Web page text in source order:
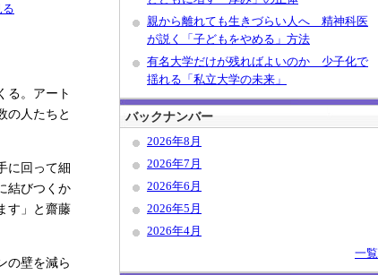
る
る。アート
の人たちと
に回って細
結びつくか
す」と齋藤
の壁を減ら
親から離れても生きづらい人へ 精神科医
が説く「子どもをやめる」方法
有名大学だけが残ればよいのか 少子化で
揺れる「私立大学の未来」
バックナンバー
2026年8月
2026年7月
2026年6月
2026年5月
2026年4月
一覧